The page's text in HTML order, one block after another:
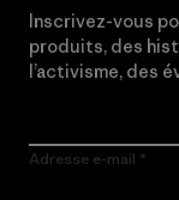
Inscrivez-vous
produits, des
l’activisme, des
Adresse e-mail